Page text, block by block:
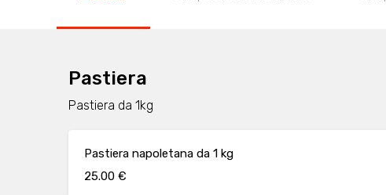
Pastiera
Pastiera da 1kg
Pastiera napoletana da 1 kg
25.00 €